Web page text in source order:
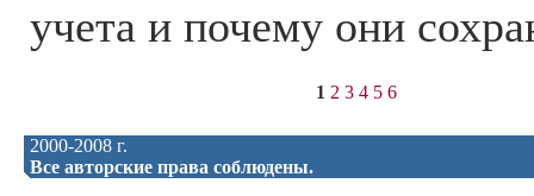
учета и почему они
1 2 3 4 5 6
2000-2008 г.
Все авторские права соблюдены.